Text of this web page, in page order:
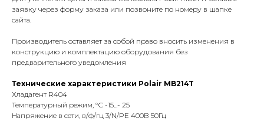
заявку через форму заказа или позвоните по номеру в шапке
сайта.
Производитель оставляет за собой право вносить изменения в
конструкцию и комплектацию оборудования без
предварительного уведомления
Технические характеристики Polair MB214T
Хладагент R404
Температурный режим, °С -15...- 25
Напряжение в сети, в/ф/гц 3/N/PE 400В 50Гц